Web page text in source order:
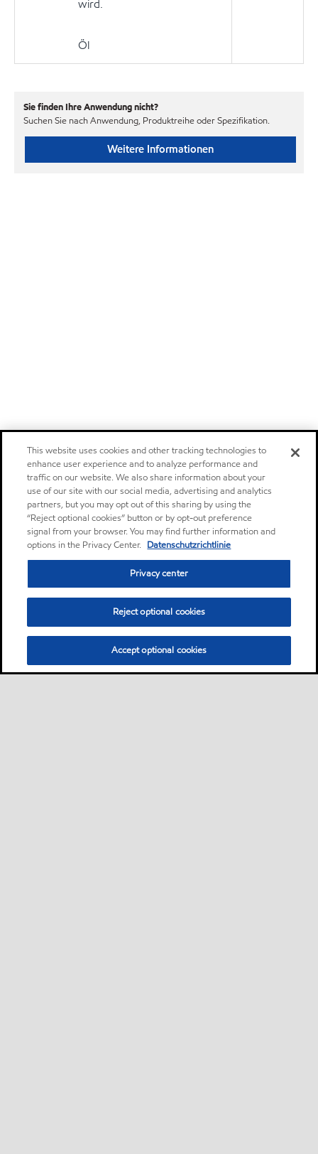
wird.
Öl
Sie finden Ihre Anwendung nicht?
Suchen Sie nach Anwendung, Produktreihe oder Spezifikation.
Weitere Informationen
This website uses cookies and other tracking technologies to
enhance user experience and to analyze performance and
traffic on our website. We also share information about your
use of our site with our social media, advertising and analytics
partners, but you may opt out of this sharing by using the
“Reject optional cookies” button or by opt-out preference
signal from your browser. You may find further information and
options in the Privacy Center. Datenschutzrichtlinie
Privacy center
Reject optional cookies
Accept optional cookies